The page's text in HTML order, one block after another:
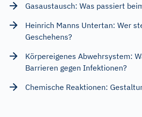
Gasaustausch: Was passiert
Heinrich Manns Untertan: Wer
Geschehens?
Körpereigenes Abwehrsystem:
Barrieren gegen Infektionen?
Chemische Reaktionen: